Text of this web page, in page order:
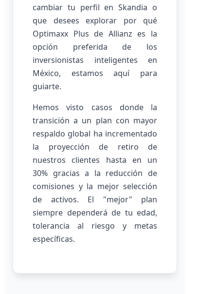
cambiar tu perfil en Skandia o
que desees explorar por qué
Optimaxx Plus de Allianz es la
opción preferida de los
inversionistas inteligentes en
México, estamos aquí para
guiarte.
Hemos visto casos donde la
transición a un plan con mayor
respaldo global ha incrementado
la proyección de retiro de
nuestros clientes hasta en un
30% gracias a la reducción de
comisiones y la mejor selección
de activos. El "mejor" plan
siempre dependerá de tu edad,
tolerancia al riesgo y metas
específicas.